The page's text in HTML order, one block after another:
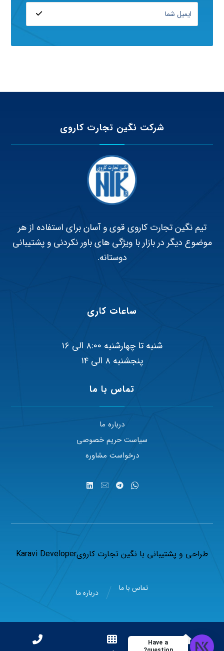
شرکت نگین تجارت کاروی
تیم نگین تجارت کاروی قوی و آسان برای استفاده از هر
موضوع دیگر در بازار با ویژگی های باور نکردنی و پشتیبانی
دوستانه.
ساعات کاری
شنبه تا چهارشنبه ۸:۰۰ الی ۱۶
پنجشنبه ۸ الی ۱۴
تماس با ما
درباره ما
سیاست حریم خصوصی
درخواست مشاوره
طراحی و پشتیبانی با نگین تجارت کارویKaravi Developer
تماس با ما درباره ما
Have a